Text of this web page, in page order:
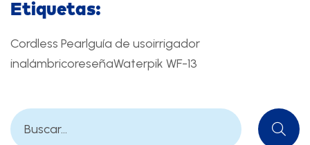
Etiquetas:
Cordless Pearlguía de usoirrigador
inalámbricoreseñaWaterpik WF-13